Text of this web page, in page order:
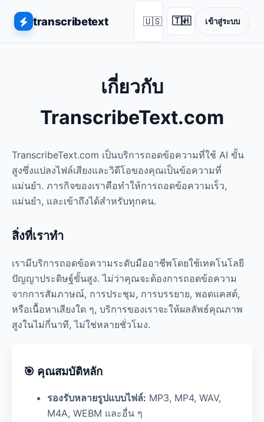
transcribetext 🇺🇸 🇹🇭
▾ เข้าสู่ระบบ
เกี่ยวกับ
TranscribeText.com
TranscribeText.com เป็นบริการถอดข้อความที่ใช้ AI ขั้น
สูงซึ่งแปลงไฟล์เสียงและวิดีโอของคุณเป็นข้อความที่
แม่นยำ. ภารกิจของเราคือทำให้การถอดข้อความเร็ว,
แม่นยำ, และเข้าถึงได้สำหรับทุกคน.
สิ่งที่เราทำ
เรามีบริการถอดข้อความระดับมืออาชีพโดยใช้เทคโนโลยี
ปัญญาประดิษฐ์ขั้นสูง. ไม่ว่าคุณจะต้องการถอดข้อความ
จากการสัมภาษณ์, การประชุม, การบรรยาย, พอดแคสต์,
หรือเนื้อหาเสียงใด ๆ, บริการของเราจะให้ผลลัพธ์คุณภาพ
สูงในไม่กี่นาที, ไม่ใช่หลายชั่วโมง.
🎯 คุณสมบัติหลัก
รองรับหลายรูปแบบไฟล์: MP3, MP4, WAV,
M4A, WEBM และอื่น ๆ